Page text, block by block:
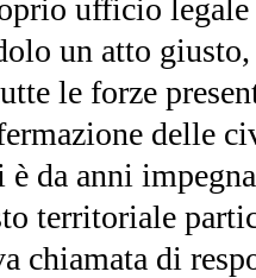
ufficio
un atto
le forze
delle
da anni
territoriale
chiamata di